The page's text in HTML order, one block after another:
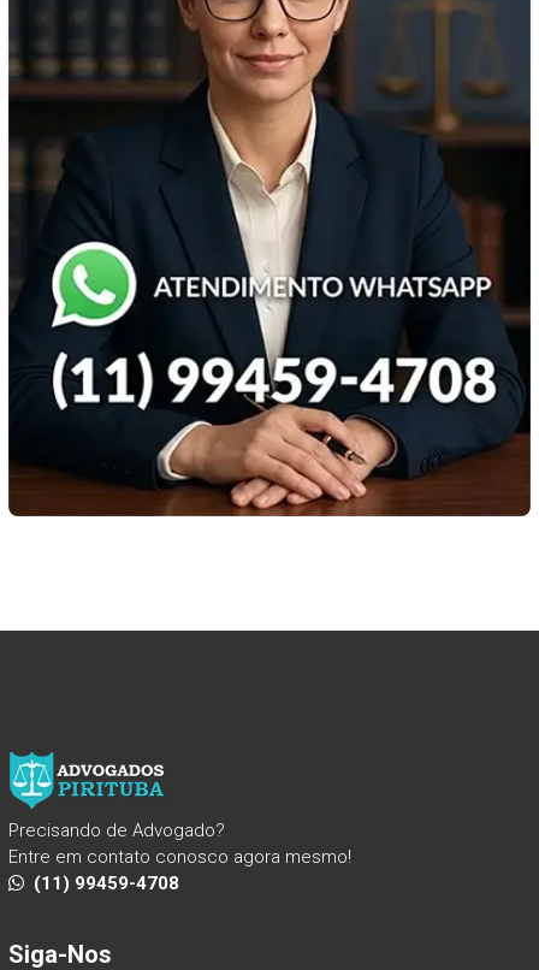
Precisando de Advogado?
Entre em contato conosco agora mesmo!
(11) 99459-4708
Siga-Nos